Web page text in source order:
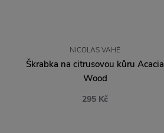
NICOLAS VAHÉ
Škrabka na citrusovou kůru Acacia
Wood
295 Kč